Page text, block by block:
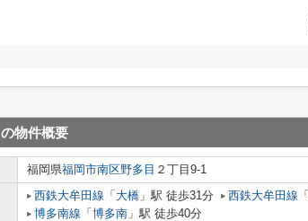
の物件概要
福岡県福岡市南区野多目 ２丁目9-1
西鉄大牟田線 「 大橋 」駅 徒歩31分 西鉄大牟田線 「
博多南線 「 博多南 」駅 徒歩40分